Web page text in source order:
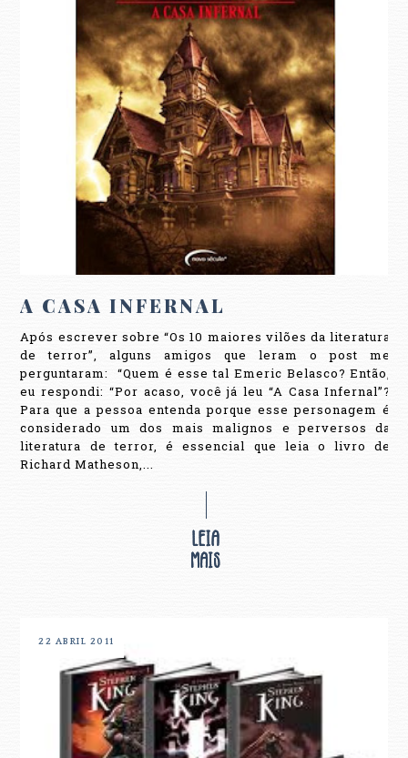
A CASA INFERNAL
Após escrever sobre “Os 10 maiores vilões da literatura
de terror”, alguns amigos que leram o post me
perguntaram: “Quem é esse tal Emeric Belasco? Então,
eu respondi: “Por acaso, você já leu “A Casa Infernal”?
Para que a pessoa entenda porque esse personagem é
considerado um dos mais malignos e perversos da
literatura de terror, é essencial que leia o livro de
Richard Matheson,...
22 ABRIL 2011